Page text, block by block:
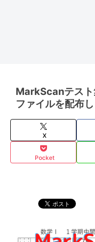
MarkScanテス
ファイルを配布
X
Pocket